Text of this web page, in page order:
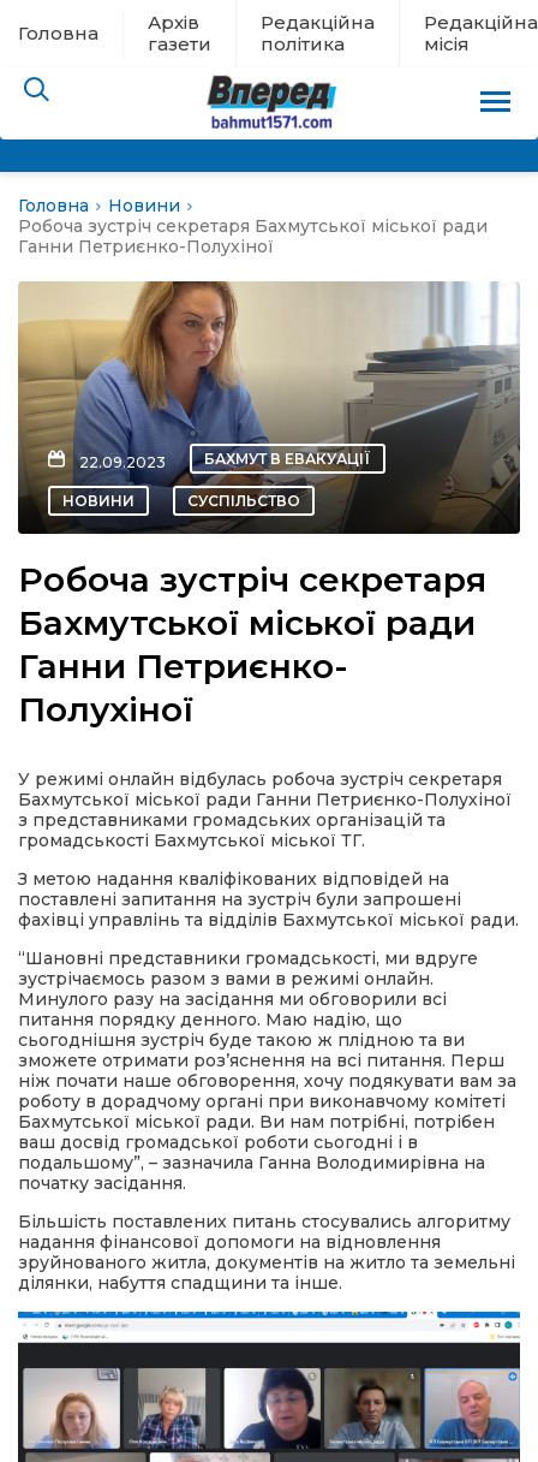
Головна
Архів
газети
Редакційна
політика
Редакційна
місія
евакуації
новини
політика
місія
Головна
Новини
Робоча зустріч секретаря Бахмутської міської ради
Ганни Петриєнко-Полухіної
22.09.2023 БАХМУТ В ЕВАКУАЦІЇ
НОВИНИ СУСПІЛЬСТВО
Робоча зустріч секретаря
Бахмутської міської ради
Ганни Петриєнко-
Полухіної
У режимі онлайн відбулась робоча зустріч секретаря
Бахмутської міської ради Ганни Петриєнко-Полухіної
з представниками громадських організацій та
громадськості Бахмутської міської ТГ.
З метою надання кваліфікованих відповідей на
поставлені запитання на зустріч були запрошені
фахівці управлінь та відділів Бахмутської міської ради.
“Шановні представники громадськості, ми вдруге
зустрічаємось разом з вами в режимі онлайн.
Минулого разу на засідання ми обговорили всі
питання порядку денного. Маю надію, що
сьогоднішня зустріч буде такою ж плідною та ви
зможете отримати роз’яснення на всі питання. Перш
ніж почати наше обговорення, хочу подякувати вам за
роботу в дорадчому органі при виконавчому комітеті
Бахмутської міської ради. Ви нам потрібні, потрібен
ваш досвід громадської роботи сьогодні і в
подальшому”, – зазначила Ганна Володимирівна на
початку засідання.
Більшість поставлених питань стосувались алгоритму
надання фінансової допомоги на відновлення
зруйнованого житла, документів на житло та земельні
ділянки, набуття спадщини та інше.